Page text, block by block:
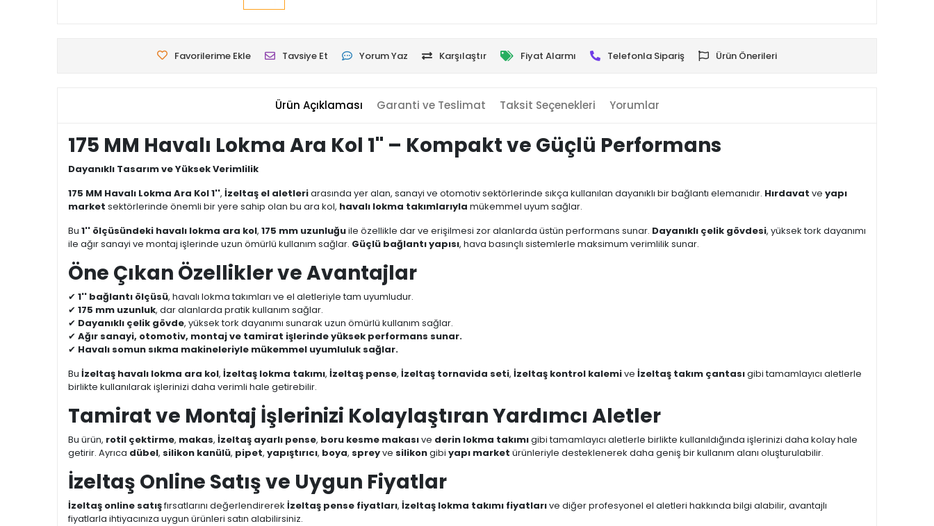
Favorilerime Ekle Tavsiye Et Yorum Yaz Karşılaştır Fiyat Alarmı Telefonla Sipariş Ürün Önerileri
Ürün Açıklaması Garanti ve Teslimat Taksit Seçenekleri Yorumlar
175 MM Havalı Lokma Ara Kol 1'' – Kompakt ve Güçlü Performans
Dayanıklı Tasarım ve Yüksek Verimlilik
175 MM Havalı Lokma Ara Kol 1'', İzeltaş el aletleriarasında yer alan, sanayi ve otomotiv sektörlerinde sıkça kullanılan dayanıklı bir bağlantı elemanıdır. Hırdavat ve yapı
market sektörlerinde önemli bir yere sahip olan bu ara kol, havalı lokma takımlarıyla mükemmel uyum sağlar.
Bu 1'' ölçüsündeki havalı lokma ara kol, 175 mm uzunluğuile özellikle dar ve erişilmesi zor alanlarda üstün performans sunar. Dayanıklı çelik gövdesi, yüksek tork dayanımı
ile ağır sanayi ve montaj işlerinde uzun ömürlü kullanım sağlar. Güçlü bağlantı yapısı, hava basınçlı sistemlerle maksimum verimlilik sunar.
Öne Çıkan Özellikler ve Avantajlar
✔ 1'' bağlantı ölçüsü, havalı lokma takımları ve el aletleriyle tam uyumludur.
✔ 175 mm uzunluk, dar alanlarda pratik kullanım sağlar.
✔ Dayanıklı çelik gövde, yüksek tork dayanımı sunarak uzun ömürlü kullanım sağlar.
✔ Ağır sanayi, otomotiv, montaj ve tamirat işlerinde yüksek performans sunar.
✔ Havalı somun sıkma makineleriyle mükemmel uyumluluk sağlar.
Bu İzeltaş havalı lokma ara kol, İzeltaş lokma takımı, İzeltaş pense, İzeltaş tornavida seti, İzeltaş kontrol kalemive İzeltaş takım çantasıgibi tamamlayıcı aletlerle
birlikte kullanılarak işlerinizi daha verimli hale getirebilir.
Tamirat ve Montaj İşlerinizi Kolaylaştıran Yardımcı Aletler
Bu ürün, rotil çektirme, makas, İzeltaş ayarlı pense, boru kesme makasıve derin lokma takımıgibi tamamlayıcı aletlerle birlikte kullanıldığında işlerinizi daha kolay hale
getirir. Ayrıca dübel, silikon kanülü, pipet, yapıştırıcı, boya, spreyve silikongibi yapı market ürünleriyle desteklenerek daha geniş bir kullanım alanı oluşturulabilir.
İzeltaş Online Satış ve Uygun Fiyatlar
İzeltaş online satışfırsatlarını değerlendirerek İzeltaş pense fiyatları, İzeltaş lokma takımı fiyatlarıve diğer profesyonel el aletleri hakkında bilgi alabilir, avantajlı
fiyatlarla ihtiyacınıza uygun ürünleri satın alabilirsiniz.